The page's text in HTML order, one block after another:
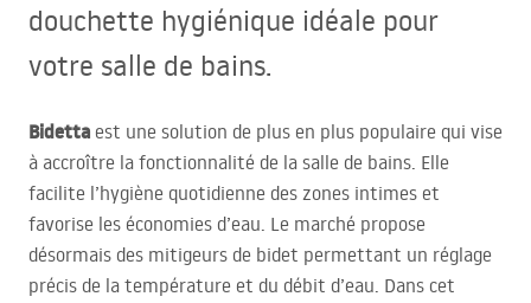
douchette hygiénique idéale pour
votre salle de bains.
Bidetta est une solution de plus en plus populaire qui vise
à accroître la fonctionnalité de la salle de bains. Elle
facilite l’hygiène quotidienne des zones intimes et
favorise les économies d’eau. Le marché propose
désormais des mitigeurs de bidet permettant un réglage
précis de la température et du débit d’eau. Dans cet